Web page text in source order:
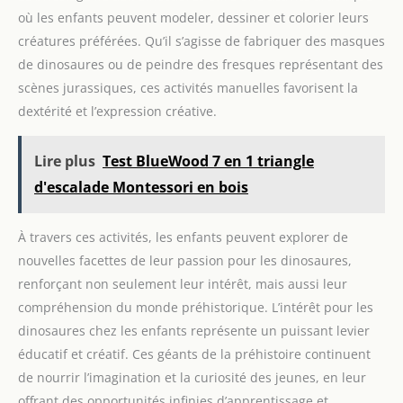
Parfait pour Halloween, les
fêtes de déguisements, le
carnaval, Pâques, Noël, les
autre événement. Ce
déguisement de dinosaure
gonflable pour adultes vous
où les enfants peuvent modeler, dessiner et colorier leurs
créatures préférées. Qu’il s’agisse de fabriquer des masques
de dinosaures ou de peindre des fresques représentant des
scènes jurassiques, ces activités manuelles favorisent la
dextérité et l’expression créative.
Lire plus Test BlueWood 7 en 1 triangle
d'escalade Montessori en bois
À travers ces activités, les enfants peuvent explorer de
nouvelles facettes de leur passion pour les dinosaures,
renforçant non seulement leur intérêt, mais aussi leur
compréhension du monde préhistorique. L’intérêt pour les
dinosaures chez les enfants représente un puissant levier
éducatif et créatif. Ces géants de la préhistoire continuent
de nourrir l’imagination et la curiosité des jeunes, en leur